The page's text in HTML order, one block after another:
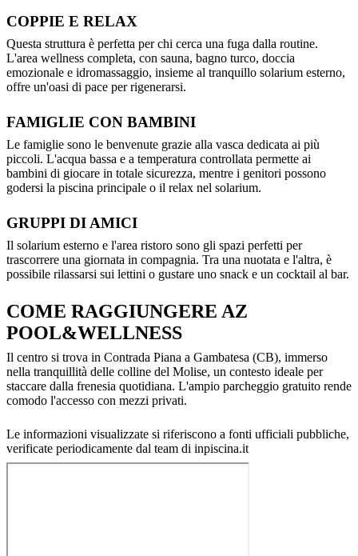
COPPIE E RELAX
Questa struttura è perfetta per chi cerca una fuga dalla routine.
L'area wellness completa, con sauna, bagno turco, doccia
emozionale e idromassaggio, insieme al tranquillo solarium esterno,
offre un'oasi di pace per rigenerarsi.
FAMIGLIE CON BAMBINI
Le famiglie sono le benvenute grazie alla vasca dedicata ai più
piccoli. L'acqua bassa e a temperatura controllata permette ai
bambini di giocare in totale sicurezza, mentre i genitori possono
godersi la piscina principale o il relax nel solarium.
GRUPPI DI AMICI
Il solarium esterno e l'area ristoro sono gli spazi perfetti per
trascorrere una giornata in compagnia. Tra una nuotata e l'altra, è
possibile rilassarsi sui lettini o gustare uno snack e un cocktail al bar.
COME RAGGIUNGERE AZ
POOL&WELLNESS
Il centro si trova in Contrada Piana a Gambatesa (CB), immerso
nella tranquillità delle colline del Molise, un contesto ideale per
staccare dalla frenesia quotidiana. L'ampio parcheggio gratuito rende
comodo l'accesso con mezzi privati.
Le informazioni visualizzate si riferiscono a fonti ufficiali pubbliche,
verificate periodicamente dal team di inpiscina.it